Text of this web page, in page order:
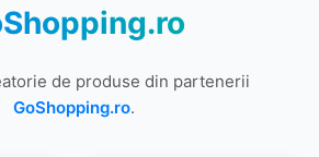
de produse din partenerii
GoShopping.ro.